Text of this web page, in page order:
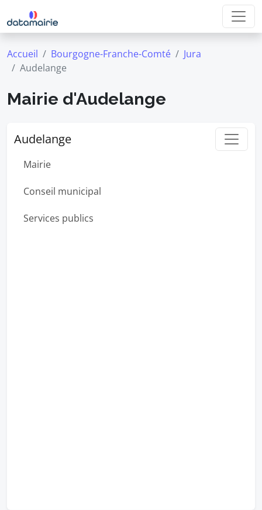
Accueil Bourgogne-Franche-Comté
Jura
Audelange
Mairie d'Audelange
Audelange
Mairie
Conseil municipal
Services publics